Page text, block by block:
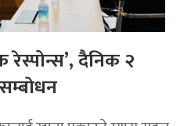
रेस्पोन्स’, दैनिक २